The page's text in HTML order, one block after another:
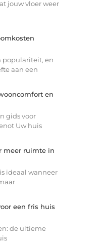
jouw vloer weer
populariteit, en
aan een
en
gids voor
Uw huis
meer ruimte in
ideaal wanneer
een fris huis
de ultieme